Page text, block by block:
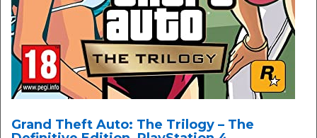
Grand Theft Auto: The Trilogy – The